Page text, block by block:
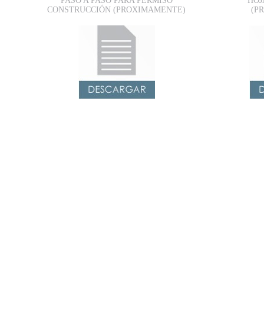
CONSTRUCCIÓN (PROXIMAMENTE)